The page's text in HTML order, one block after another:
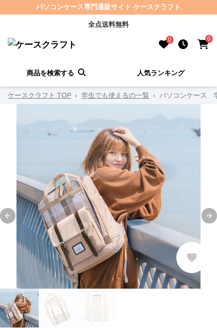
パソコンケース専門通販サイト ケースクラフト
全点送料無料
0 0
商品を検索する 人気ランキング
ケースクラフト TOP › 学生でも使えるの一覧 › パソコンケース
Previous slide